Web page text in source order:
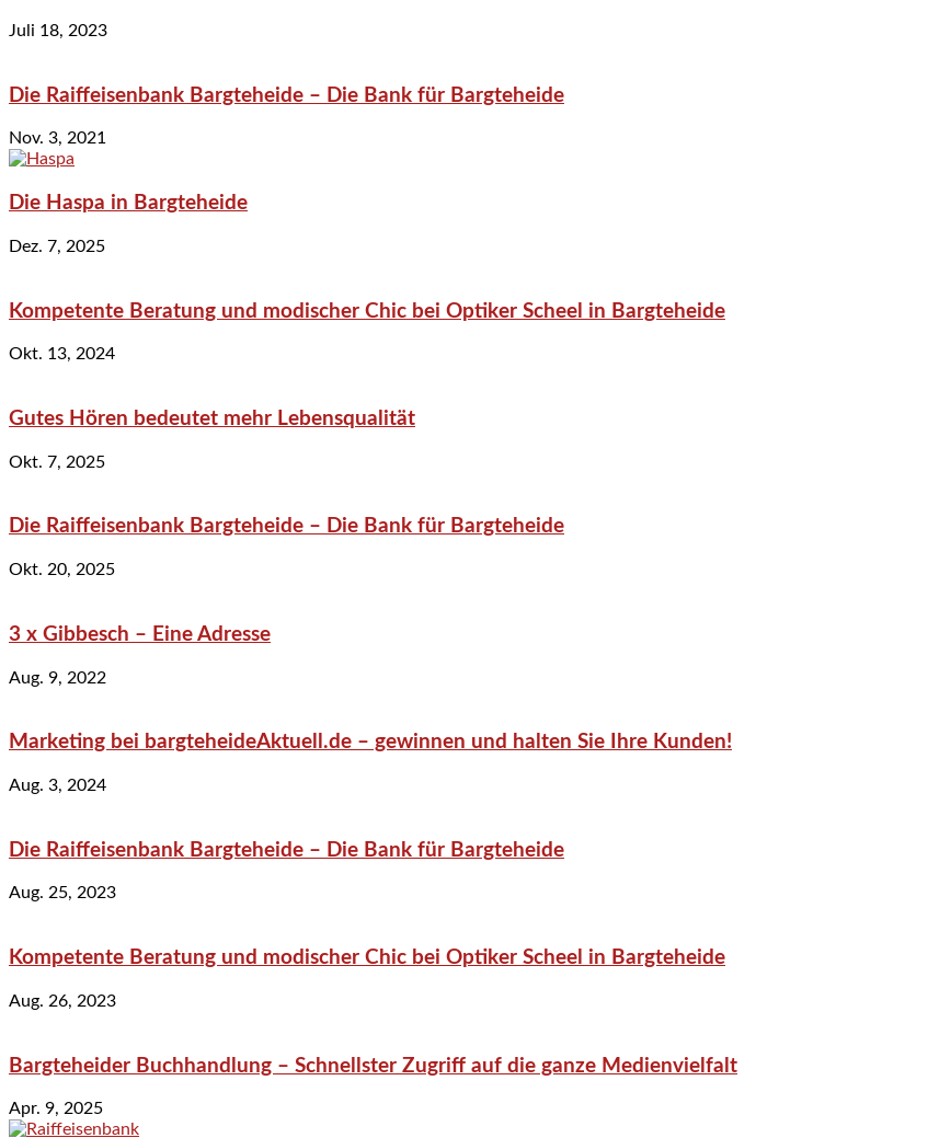
Juli 18, 2023
Die Raiffeisenbank Bargteheide – Die Bank für Bargteheide
Nov. 3, 2021
Die Haspa in Bargteheide
Dez. 7, 2025
Kompetente Beratung und modischer Chic bei Optiker Scheel in Bargteheide
Okt. 13, 2024
Gutes Hören bedeutet mehr Lebensqualität
Okt. 7, 2025
Die Raiffeisenbank Bargteheide – Die Bank für Bargteheide
Okt. 20, 2025
3 x Gibbesch – Eine Adresse
Aug. 9, 2022
Marketing bei bargteheideAktuell.de – gewinnen und halten Sie Ihre Kunden!
Aug. 3, 2024
Die Raiffeisenbank Bargteheide – Die Bank für Bargteheide
Aug. 25, 2023
Kompetente Beratung und modischer Chic bei Optiker Scheel in Bargteheide
Aug. 26, 2023
Bargteheider Buchhandlung – Schnellster Zugriff auf die ganze Medienvielfalt
Apr. 9, 2025